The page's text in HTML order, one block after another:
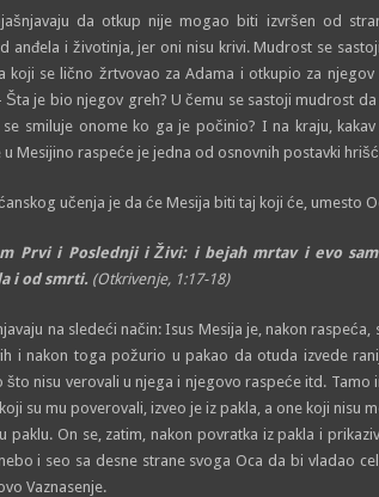
da otkup nije mogao biti izvršen od
anđela i životinja, jer oni nisu krivi. Mudrost se
koji se lično žrtvovao za Adama i otkupio za
Šta je bio njegov greh? U čemu se sastoji mudrost
smiluje onome ko ga je počinio? I na kraju,
Mesijino raspeće je jedna od osnovnih postavki
učenja je da će Mesija biti taj koji će, umesto
Prvi i Poslednji i Živi: i bejah mrtav i evo
i od smrti. (Otkrivenje, 1:17-18)
na sledeći način: Isus Mesija je, nakon raspeća,
i nakon toga požurio u pakao da otuda izvede
nisu verovali u njega i njegovo raspeće itd. Tamo
su mu poverovali, izveo je iz pakla, a one koji nisu
paklu. On se, zatim, nakon povratka iz pakla i
i seo sa desne strane svoga Oca da bi vladao
Vaznasenje.